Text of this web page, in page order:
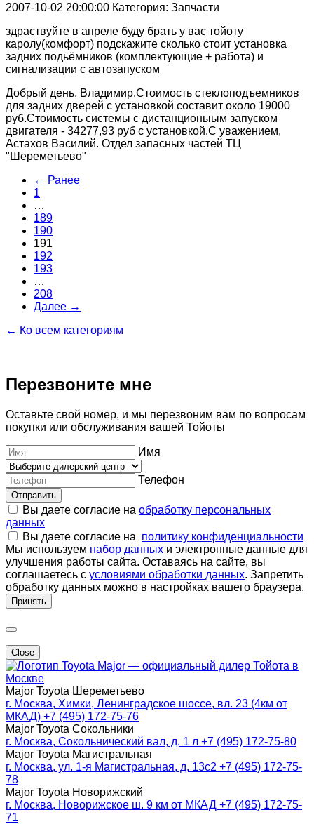
2007-10-02 20:00:00 Категория: Запчасти
здраствуйте в апреле буду брать у вас тойоту
каролу(комфорт) подскажите сколько стоит установка
задних подьёмников (комплектующие + работа) и
сигнализации с автозапуском
Добрый день, Владимир.Стоимость стеклоподъемников
для задних дверей с установкой составит около 19000
руб.Стоимость системы с дистанционыым запуском
двигателя - 34277,93 руб с установкой.С уважением,
Астахов Василий. Отдел запасных частей ТЦ
"Шереметьево"
← Ранее
1
…
189
190
191
192
193
…
208
Далее →
← Ко всем категориям
Перезвоните мне
Оставьте свой номер, и мы перезвоним вам по вопросам
покупки или обслуживания вашей Тойоты
Имя
Телефон
Отправить
Вы даете согласие на обработку персональных
данных
Вы даете согласие на политику конфиденциальности
Мы используем набор данных и электронные данные для
улучшения работы сайта. Оставаясь на сайте, вы
соглашаетесь с условиями обработки данных. Запретить
обработку данных можно в настройках вашего браузера.
Принять
Close
Major — официальный дилер Тойота в
Москве
Major Toyota Шереметьево
г. Москва, Химки, Ленинградское шоссе, вл. 23 (4км от
МКАД) +7 (495) 172-75-76
Major Toyota Сокольники
г. Москва, Сокольнический вал, д. 1 л +7 (495) 172-75-80
Major Toyota Магистральная
г. Москва, ул. 1-я Магистральная, д. 13с2 +7 (495) 172-75-
78
Major Toyota Новорижский
г. Москва, Новорижское ш. 9 км от МКАД +7 (495) 172-75-
71